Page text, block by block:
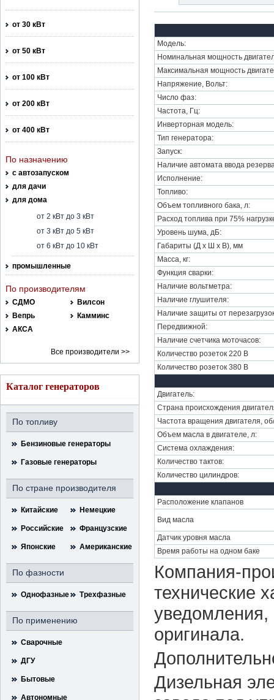
от 30 кВт
от 50 кВт
от 100 кВт
от 200 кВт
от 400 кВт
По назначению
с автозапуском
для дачи
для дома
от 2 кВт до 3 кВт
от 3 кВт до 5 кВт
от 6 кВт до 10 кВт
промышленные
По производителям
СДМО
Вилсон
Вепрь
Камминс
АКСА
Все производители >>
Каталог генераторов
По топливу
Бензиновые генераторы
Газовые генераторы
По стране производителя
Китайские Немецкие
Российские Французские
Японские Американские
По фазности
Однофазные Трехфазные
По применению
Сварочные
ДГУ
Бытовые
Автономные
Модель:
Номинальная мощность
Максимальная мощность
Напряжение, Вольт:
Число фаз:
Частота, Гц:
Инверторная модель:
Тип генератора:
Запуск:
Наличие автомата ввода
Исполнение:
Топливо:
Объем топливного бака, л:
Расход топлива при 75%
Уровень шума, дБ:
Габариты (Д х Ш х В), мм
Масса, кг:
Функция сварки:
Наличие вольтметра:
Наличие глушителя:
Наличие защиты от
Передвижной:
Наличие счетчика моточасов:
Количество розеток 220 В
Количество розеток 380 В
Двигатель:
Страна происхождения
Частота вращения двигателя,
Объем масла в двигателе, л:
Система охлаждения:
Количество тактов:
Количество цилиндров:
Расположение клапанов
Вид масла
Датчик уровня масла
Время работы на одном баке
Компания-
технические
уведомления,
оригинала.
Дизельная